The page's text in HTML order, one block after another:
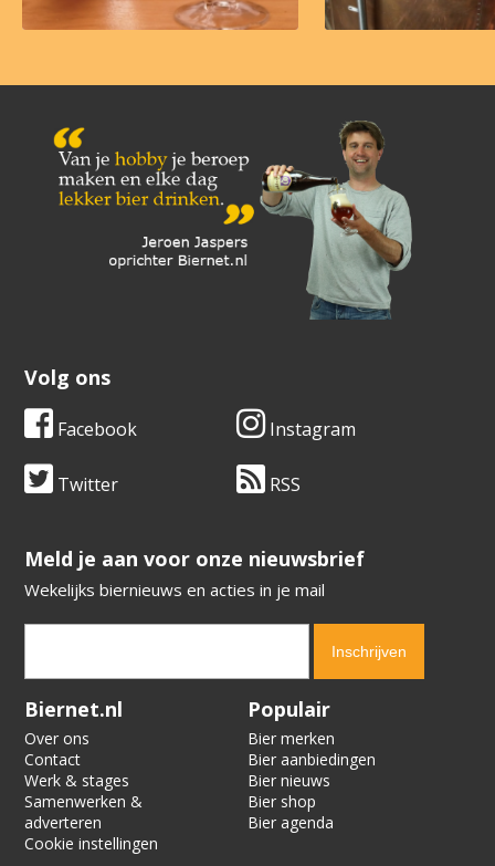
Volg ons
Facebook Instagram
Twitter RSS
​​​​​​​Meld je aan voor onze nieuwsbrief
Wekelijks biernieuws en acties in je mail
Verification code:
Biernet.nl
Over ons
Contact
Werk & stages
Samenwerken &
adverteren
Cookie instellingen
Populair
Bier merken
Bier aanbiedingen
Bier nieuws
Bier shop
Bier agenda